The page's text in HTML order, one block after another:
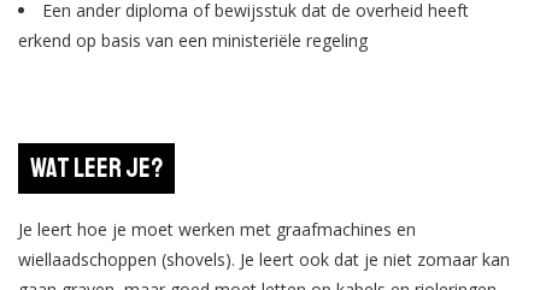
Een ander diploma of bewijsstuk dat de overheid heeft
erkend op basis van een ministeriële regeling
Wat leer je?
Je leert hoe je moet werken met graafmachines en
wiellaadschoppen (shovels). Je leert ook dat je niet zomaar kan